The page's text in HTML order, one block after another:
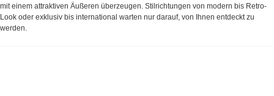
mit einem attraktiven Äußeren überzeugen. Stilrichtungen von modern bis Retro-
Look oder exklusiv bis international warten nur darauf, von Ihnen entdeckt zu
werden.